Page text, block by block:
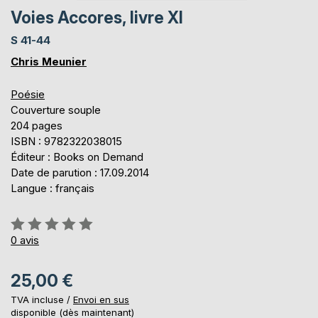
Voies Accores, livre XI
S 41-44
Chris Meunier
Poésie
Couverture souple
204 pages
ISBN : 9782322038015
Éditeur : Books on Demand
Date de parution : 17.09.2014
Langue : français
Évaluation:
0%
0 avis
25,00 €
TVA incluse / Envoi en sus
disponible (dès maintenant)